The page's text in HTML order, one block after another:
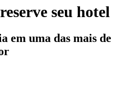
seu hotel
em uma das mais de